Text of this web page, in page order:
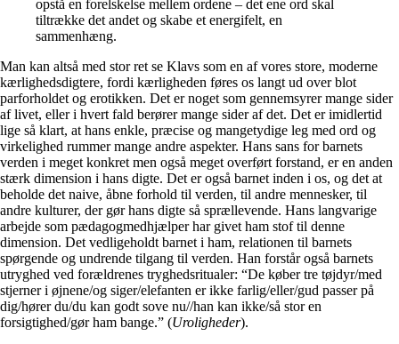
opstå en forelskelse mellem ordene – det ene ord skal
tiltrække det andet og skabe et energifelt, en
sammenhæng.
Man kan altså med stor ret se Klavs som en af vores store, moderne
kærlighedsdigtere, fordi kærligheden føres os langt ud over blot
parforholdet og erotikken. Det er noget som gennemsyrer mange sider
af livet, eller i hvert fald berører mange sider af det. Det er imidlertid
lige så klart, at hans enkle, præcise og mangetydige leg med ord og
virkelighed rummer mange andre aspekter. Hans sans for barnets
verden i meget konkret men også meget overført forstand, er en anden
stærk dimension i hans digte. Det er også barnet inden i os, og det at
beholde det naive, åbne forhold til verden, til andre mennesker, til
andre kulturer, der gør hans digte så sprællevende. Hans langvarige
arbejde som pædagogmedhjælper har givet ham stof til denne
dimension. Det vedligeholdt barnet i ham, relationen til barnets
spørgende og undrende tilgang til verden. Han forstår også barnets
utryghed ved forældrenes tryghedsritualer: “De køber tre tøjdyr/med
stjerner i øjnene/og siger/elefanten er ikke farlig/eller/gud passer på
dig/hører du/du kan godt sove nu//han kan ikke/så stor en
forsigtighed/gør ham bange.” (Uroligheder).